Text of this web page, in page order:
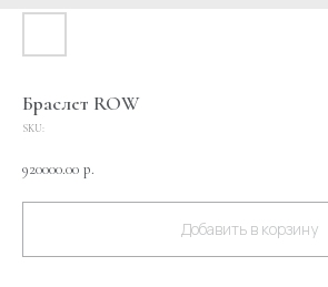
Браслет ROW
SKU:
920000.00 р.
Добавить в корзину